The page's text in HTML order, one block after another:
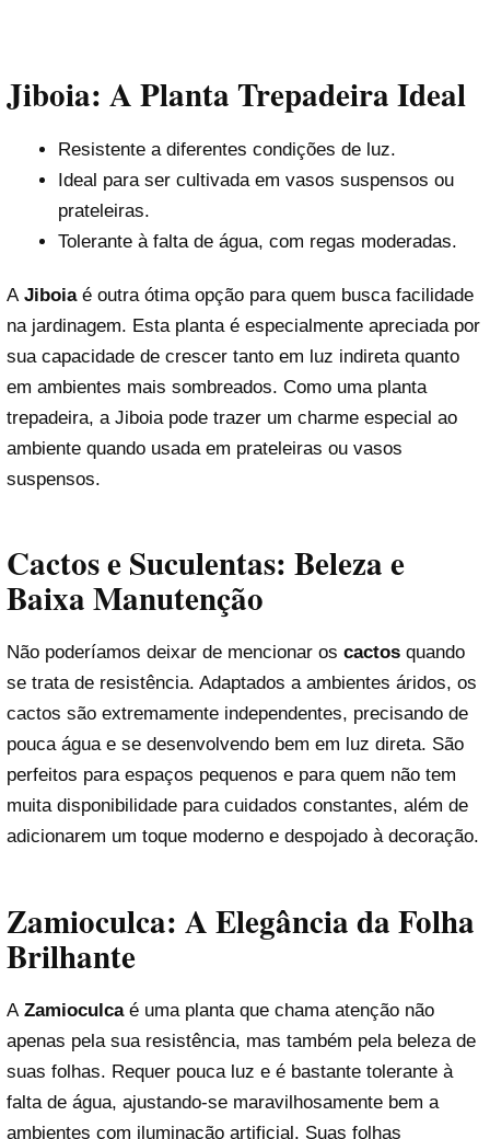
Jiboia: A Planta Trepadeira Ideal
Resistente a diferentes condições de luz.
Ideal para ser cultivada em vasos suspensos ou
prateleiras.
Tolerante à falta de água, com regas moderadas.
A Jiboiaé outra ótima opção para quem busca facilidade
na jardinagem. Esta planta é especialmente apreciada por
sua capacidade de crescer tanto em luz indireta quanto
em ambientes mais sombreados. Como uma planta
trepadeira, a Jiboia pode trazer um charme especial ao
ambiente quando usada em prateleiras ou vasos
suspensos.
Cactos e Suculentas: Beleza e
Baixa Manutenção
Não poderíamos deixar de mencionar os cactos quando
se trata de resistência. Adaptados a ambientes áridos, os
cactos são extremamente independentes, precisando de
pouca água e se desenvolvendo bem em luz direta. São
perfeitos para espaços pequenos e para quem não tem
muita disponibilidade para cuidados constantes, além de
adicionarem um toque moderno e despojado à decoração.
Zamioculca: A Elegância da Folha
Brilhante
A Zamioculcaé uma planta que chama atenção não
apenas pela sua resistência, mas também pela beleza de
suas folhas. Requer pouca luz e é bastante tolerante à
falta de água, ajustando-se maravilhosamente bem a
ambientes com iluminação artificial. Suas folhas